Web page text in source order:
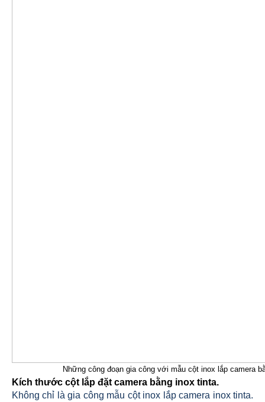
Những công đoạn gia công với mẫu cột inox lắp camera
Kích thước cột lắp đặt camera bằng inox tinta.
Không chỉ là gia công mẫu cột inox lắp camera inox tinta.